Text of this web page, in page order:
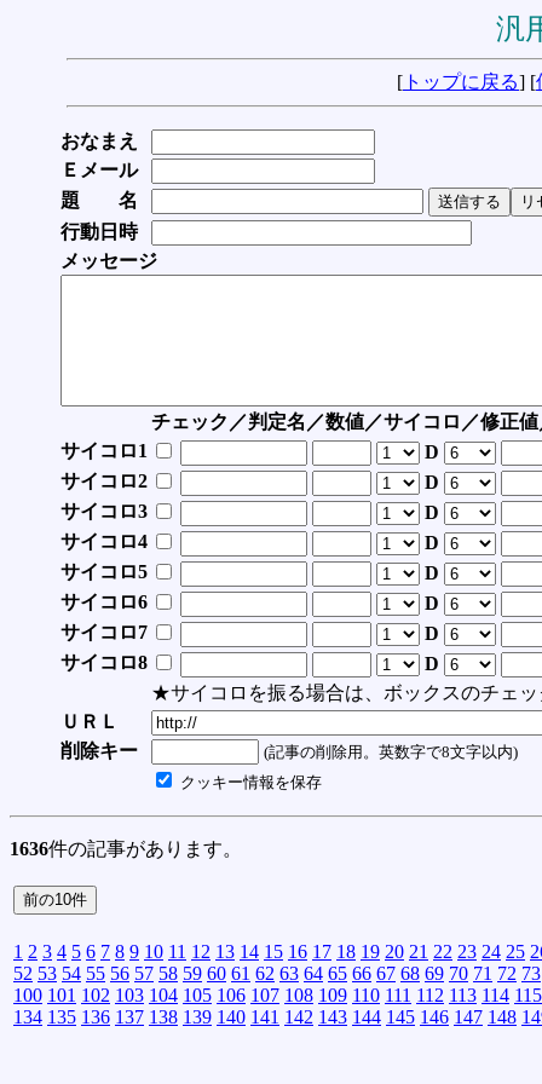
汎
[ トップに戻る] [
おなまえ
Ｅメール
題 名
行動日時
メッセージ
チェック／判定名／数値／サイコロ／修正
サイコロ1
D
サイコロ2
D
サイコロ3
D
サイコロ4
D
サイコロ5
D
サイコロ6
D
サイコロ7
D
サイコロ8
D
★サイコロを振る場合は、ボックスのチェッ
ＵＲＬ
削除キー
(記事の削除用。英数字で8文字以内)
クッキー情報を保存
1636件の記事があります。
1 2 3 4 5 6 7 8 9 10 11 12 13 14 15 16 17 18 19 20 21 22 23 24 25
52 53 54 55 56 57 58 59 60 61 62 63 64 65 66 67 68 69 70 71 72 73
100 101 102 103 104 105 106 107 108 109 110 111 112 113 114 115
134 135 136 137 138 139 140 141 142 143 144 145 146 147 148